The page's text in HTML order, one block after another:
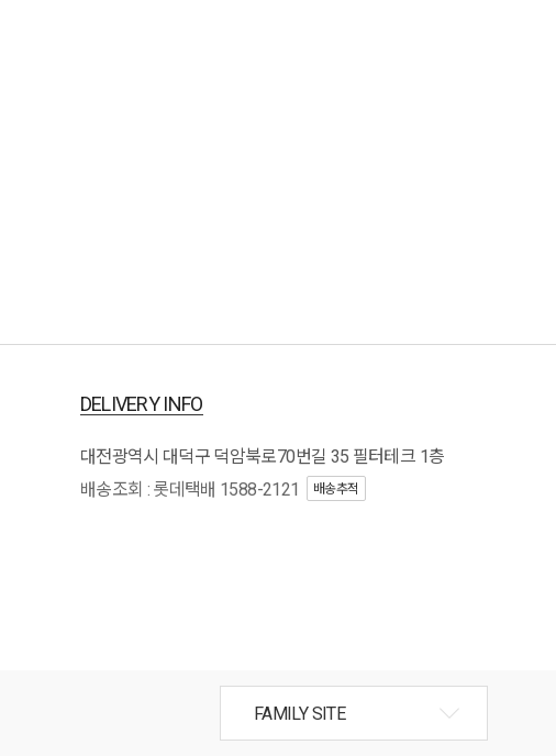
DELIVERY INFO
대전광역시 대덕구 덕암북로70번길 35 필터테크 1층
배송조회 : 롯데택배 1588-2121
배송추적